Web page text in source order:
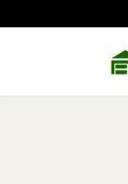
ン
ツ
ビ
シ